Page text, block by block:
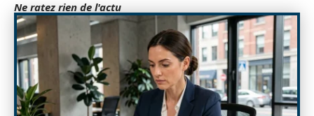
Ne ratez rien de l'actu